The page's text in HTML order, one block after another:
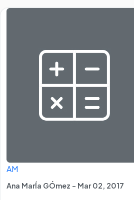
AM
Ana MarÍa GÓmez - Mar 02, 2017